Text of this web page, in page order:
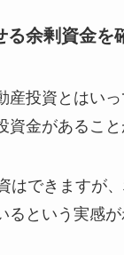
る余剰資金を
産投資とはい
資金があること
はできますが
るという実感